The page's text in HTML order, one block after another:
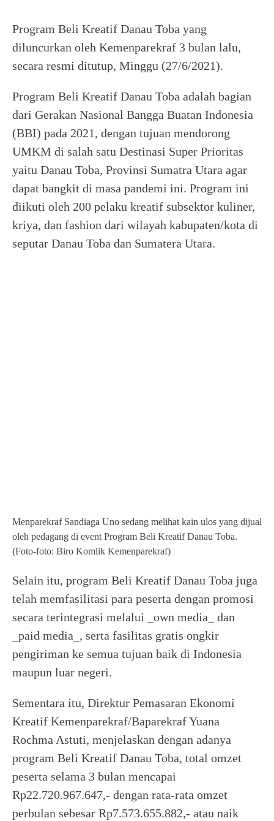
Program Beli Kreatif Danau Toba yang
diluncurkan oleh Kemenparekraf 3 bulan lalu,
secara resmi ditutup, Minggu (27/6/2021).
Program Beli Kreatif Danau Toba adalah bagian
dari Gerakan Nasional Bangga Buatan Indonesia
(BBI) pada 2021, dengan tujuan mendorong
UMKM di salah satu Destinasi Super Prioritas
yaitu Danau Toba, Provinsi Sumatra Utara agar
dapat bangkit di masa pandemi ini. Program ini
diikuti oleh 200 pelaku kreatif subsektor kuliner,
kriya, dan fashion dari wilayah kabupaten/kota di
seputar Danau Toba dan Sumatera Utara.
Menparekraf Sandiaga Uno sedang melihat kain ulos yang dijual
oleh pedagang di event Program Beli Kreatif Danau Toba.
(Foto-foto: Biro Komlik Kemenparekraf)
Selain itu, program Beli Kreatif Danau Toba juga
telah memfasilitasi para peserta dengan promosi
secara terintegrasi melalui _own media_ dan
_paid media_, serta fasilitas gratis ongkir
pengiriman ke semua tujuan baik di Indonesia
maupun luar negeri.
Sementara itu, Direktur Pemasaran Ekonomi
Kreatif Kemenparekraf/Baparekraf Yuana
Rochma Astuti, menjelaskan dengan adanya
program Beli Kreatif Danau Toba, total omzet
peserta selama 3 bulan mencapai
Rp22.720.967.647,- dengan rata-rata omzet
perbulan sebesar Rp7.573.655.882,- atau naik